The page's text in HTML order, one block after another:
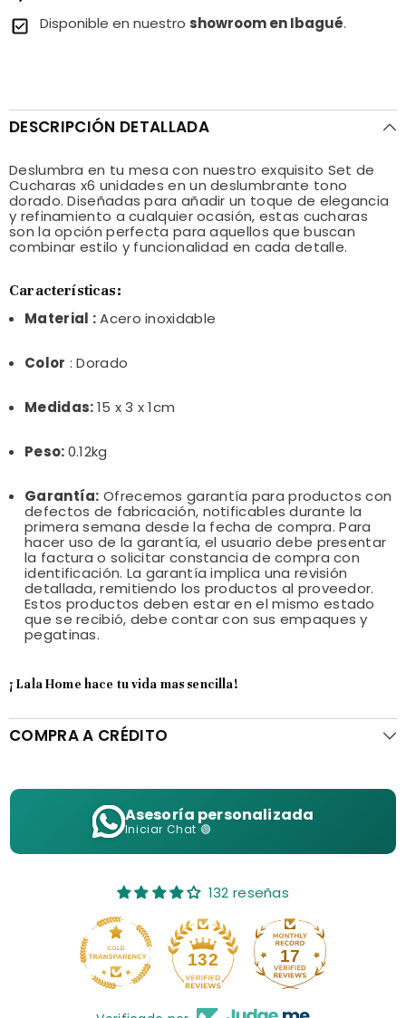
Disponible en nuestro showroom en Ibagué.
DESCRIPCIÓN DETALLADA
Deslumbra en tu mesa con nuestro exquisito Set de
Cucharas x6 unidades en un deslumbrante tono
dorado. Diseñadas para añadir un toque de elegancia
y refinamiento a cualquier ocasión, estas cucharas
son la opción perfecta para aquellos que buscan
combinar estilo y funcionalidad en cada detalle.
Características:
Material :Acero inoxidable
Color : Dorado
Medidas:15 x 3 x 1cm
Peso:0.12kg
Garantía: Ofrecemos garantía para productos con
defectos de fabricación, notificables durante la
primera semana desde la fecha de compra. Para
hacer uso de la garantía, el usuario debe presentar
la factura o solicitar constancia de compra con
identificación. La garantía implica una revisión
detallada, remitiendo los productos al proveedor.
Estos productos deben estar en el mismo estado
que se recibió, debe contar con sus empaques y
pegatinas.
¡ Lala Home hace tu vida mas sencilla!
COMPRA A CRÉDITO
Asesoría personalizada
Iniciar Chat 🟢
132 reseñas
132 17